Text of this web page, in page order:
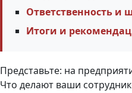
Ответственность и
Итоги и
Представьте: на
Что делают ваши